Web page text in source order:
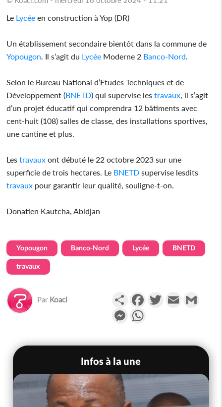
Le Lycée en construction à Yop (DR)
Un établissement secondaire bientôt dans la commune de
Yopougon . Il s’agit du Lycée Moderne 2 Banco-Nord
Selon le Bureau National d’Etudes Techniques et de
Développement (BNETD) qui supervise lestravaux , il s’agit
d’un projet éducatif qui comprendra 12 bâtiments avec
cent-huit (108) salles de classe, des installations sportives,
une cantine et plus.
Lestravaux ont débuté le 22 octobre 2023 sur une
superficie de trois hectares. Le BNETD supervise lesdits
travaux pour garantir leur qualité, souligne-t-on.
Donatien Kautcha, Abidjan
Yopougon Banco-Nord Lycée BNETD
travaux
Par Koaci PartagerFacebookTwitterEmail
Messenger
Infos à la une